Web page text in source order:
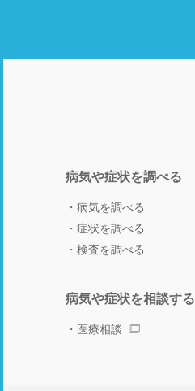
病気や症状を調べる
病気を調べる
症状を調べる
検査を調べる
病気や症状を相談する
医療相談